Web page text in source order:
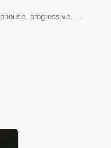
progressive, ...